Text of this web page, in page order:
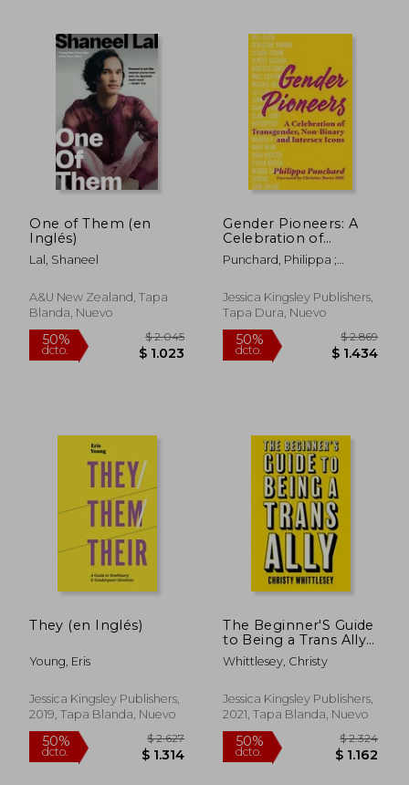
dcto. dcto.
40%
dcto.
40%
dcto.
One of Them (en
Inglés)
Lal, Shaneel
A&u New Zealand, Tapa
Blanda, Nuevo
Gender Pioneers: A
Celebration of
Transgender, Non-
Binary and Intersex
Punchard, Philippa ;
Christine
Jessica Kingsley Publishers,
Tapa Dura, Nuevo
They (en Inglés)
Young, Eris
Jessica Kingsley Publishers,
2019, Tapa Blanda, Nuevo
The Beginner'S Guide
to Being a Trans Ally
(en Inglés)
Whittlesey, Christy
Jessica Kingsley Publishers,
2021, Tapa Blanda, Nuevo